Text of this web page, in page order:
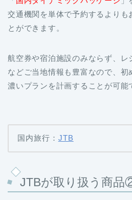
交通機関を単体で予約するよりも
とができます。
航空券や宿泊施設のみならず、レ
などご当地情報も豊富なので、
濃いプランを計画することが可能
国内旅行： JTB
JTBが取り扱う商品